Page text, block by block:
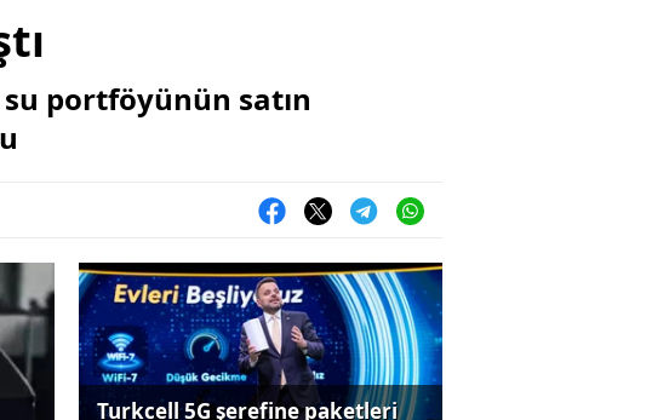
portföyünün satın
Turkcell 5G şerefine paketleri